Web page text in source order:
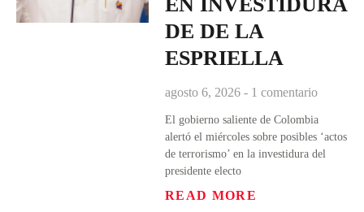
DE DE LA
ESPRIELLA
agosto 6, 2026 1 comentario
El gobierno saliente de Colombia
alertó el miércoles sobre posibles ‘actos
de terrorismo’ en la investidura del
presidente electo
READ MORE